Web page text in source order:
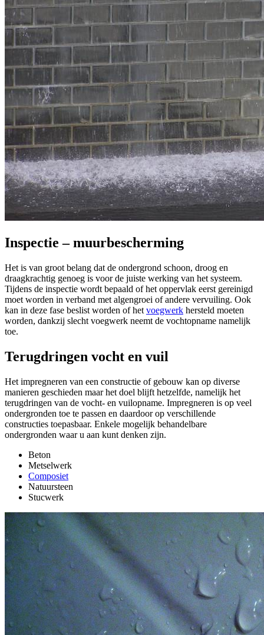
Inspectie – muurbescherming
Het is van groot belang dat de ondergrond schoon, droog en
draagkrachtig genoeg is voor de juiste werking van het systeem.
Tijdens de inspectie wordt bepaald of het oppervlak eerst gereinigd
moet worden in verband met algengroei of andere vervuiling. Ook
kan in deze fase beslist worden of het voegwerk hersteld moeten
worden, dankzij slecht voegwerk neemt de vochtopname namelijk
toe.
Terugdringen vocht en vuil
Het impregneren van een constructie of gebouw kan op diverse
manieren geschieden maar het doel blijft hetzelfde, namelijk het
terugdringen van de vocht- en vuilopname. Impregneren is op veel
ondergronden toe te passen en daardoor op verschillende
constructies toepasbaar. Enkele mogelijk behandelbare
ondergronden waar u aan kunt denken zijn.
Beton
Metselwerk
Composiet
Natuursteen
Stucwerk